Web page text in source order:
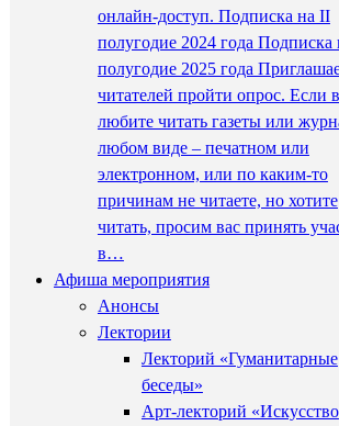
онлайн-доступ. Подписка на II
полугодие 2024 года Подписка
полугодие 2025 года
читателей пройти опрос. Если
любите читать газеты или
любом виде – печатном или
электронном, или по каким-то
причинам не читаете, но хотите
читать, просим вас принять
в…
Афиша мероприятия
Анонсы
Лектории
Лекторий «Гуманитарные
беседы»
Арт-лекторий «Искусство